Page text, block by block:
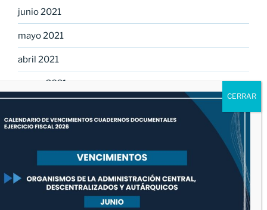
junio 2021
mayo 2021
abril 2021
marzo 2021
enero 2021
diciembre 2020
noviembre 2020